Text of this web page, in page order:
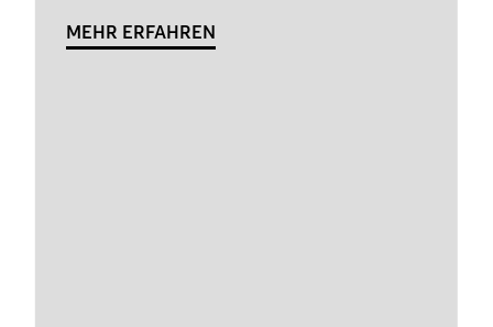
MEHR ERFAHREN